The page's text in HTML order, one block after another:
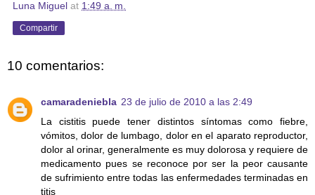
Luna Miguel at 1:49 a. m.
Compartir
10 comentarios:
camaradeniebla 23 de julio de 2010 a las 2:49
La cistitis puede tener distintos síntomas como fiebre,
vómitos, dolor de lumbago, dolor en el aparato reproductor,
dolor al orinar, generalmente es muy dolorosa y requiere de
medicamento pues se reconoce por ser la peor causante
de sufrimiento entre todas las enfermedades terminadas en
titis